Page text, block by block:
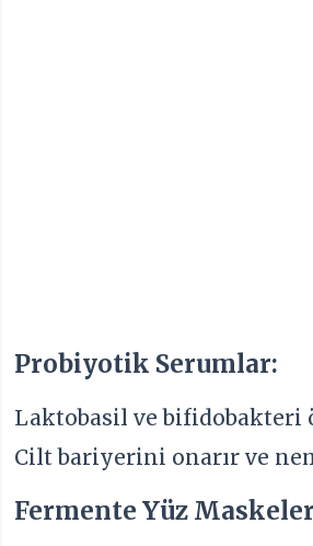
Probiyotik Serumlar:
Laktobasil ve bifidobakteri
Cilt bariyerini onarır ve
Fermente Yüz